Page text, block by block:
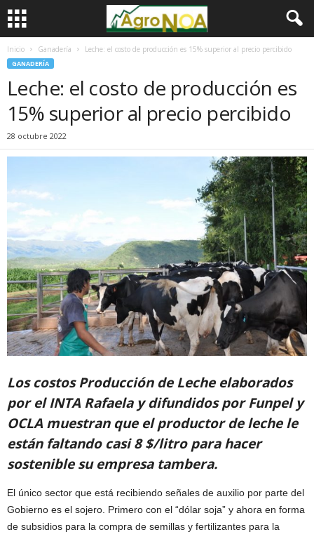
Inicio Ganadería Leche: el costo de producción es 15% superior al precio percibido
GANADERÍA
Leche: el costo de producción es
15% superior al precio percibido
28 octubre 2022
Los costos Producción de Leche elaborados
por el INTA Rafaela y difundidos por Funpel y
OCLA muestran que el productor de leche le
están faltando casi 8 $/litro para hacer
sostenible su empresa tambera.
El único sector que está recibiendo señales de auxilio por parte del
Gobierno es el sojero. Primero con el “dólar soja” y ahora en forma
de subsidios para la compra de semillas y fertilizantes para la